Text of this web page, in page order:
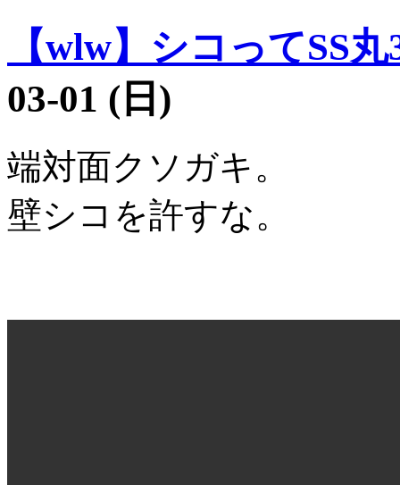
【wlw】シコってSS
03-01 (日)
端対面クソガキ。
壁シコを許すな。